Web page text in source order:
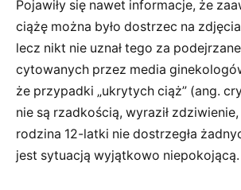
Pojawiły się nawet informacje, że
ciążę można było dostrzec na
lecz nikt nie uznał tego za
cytowanych przez media
że przypadki „ukrytych ciąż” (ang.
nie są rzadkością, wyraził
rodzina 12-latki nie dostrzegła
jest sytuacją wyjątkowo niepokojącą.